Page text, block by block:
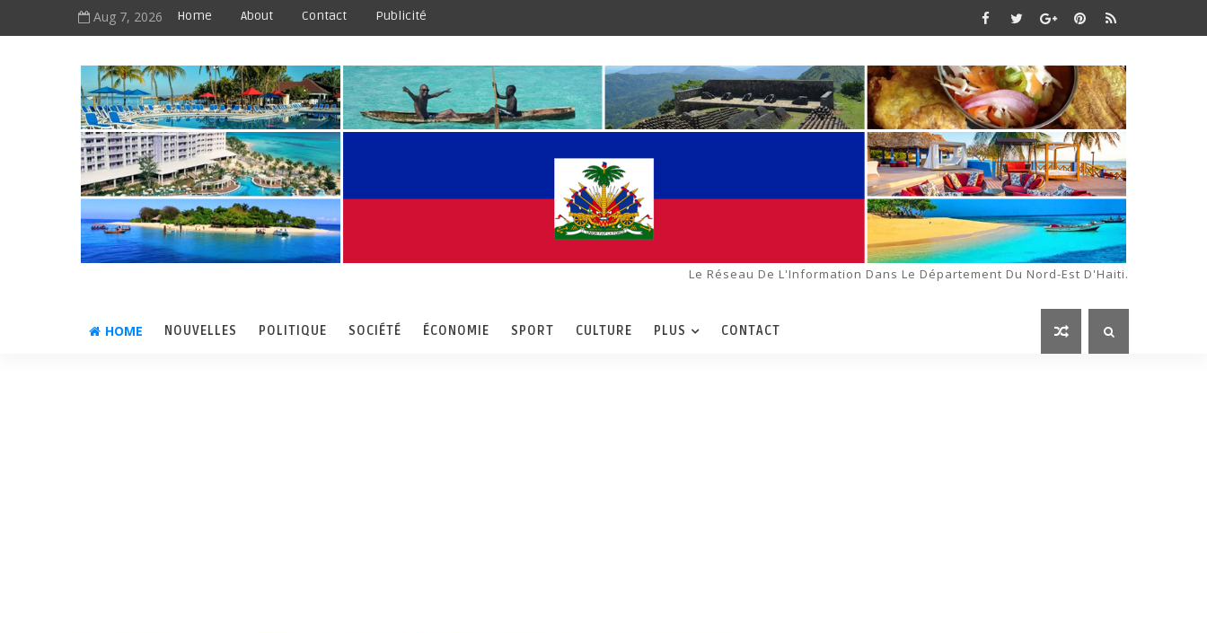
Aug 7, 2026 Home About Contact Publicité
Le Réseau De L'Information Dans Le Département Du Nord-Est D'Haiti.
HOME NOUVELLES POLITIQUE SOCIÉTÉ ÉCONOMIE SPORT CULTURE PLUS CONTACT